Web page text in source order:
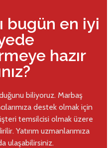
bugün en iyi
hazır
biliyoruz. Marbaş
destek olmak için
temsilcisi olmak üzere
Yatırım uzmanlarımıza
ulaşabilirsiniz.